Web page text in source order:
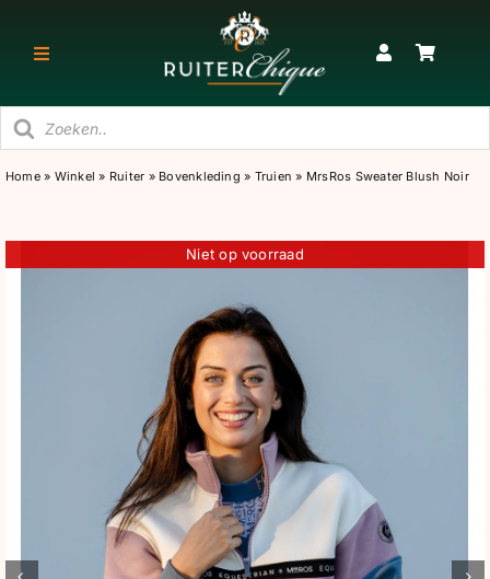
naar
Toggle
RUITER
SNEAKERS & KORTE LAARZEN
SHOWROOM
Home» Winkel » Ruiter » Bovenkleding » Truien » MrsRos Sweater Blush Noir
Niet op voorraad